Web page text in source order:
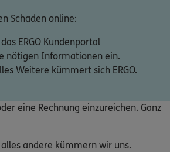
Schaden online:
ERGO Kundenportal
nötigen Informationen ein.
Weitere kümmert sich ERGO.
eine Rechnung einzureichen. Ganz
andere kümmern wir uns.